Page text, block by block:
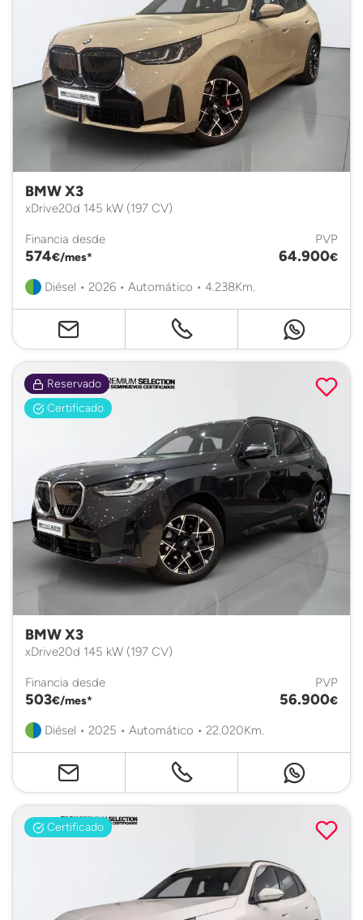
BMW X3
xDrive20d 145 kW (197 CV)
Financia desde
574€/mes*
PVP
64.900€
Diésel • 2026 • Automático • 4.238Km.
Reservado
Certificado
BMW X3
xDrive20d 145 kW (197 CV)
Financia desde
503€/mes*
PVP
56.900€
Diésel • 2025 • Automático • 22.020Km.
Certificado